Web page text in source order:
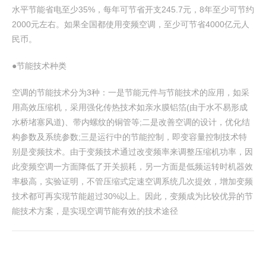
水平节能省电至少35%，每年可节省开支245.7元，8年至少可节约
2000元左右。如果全国都使用变频空调，至少可节省4000亿元人
民币。
●节能技术种类
空调的节能技术分为3种：一是节能元件与节能技术的应用，如采
用高效压缩机，采用强化传热技术如亲水膜铝箔(由于水不易形成
水桥堵塞风道)、带内螺纹的铜管等;二是改善空调的设计，优化结
构参数及系统参数;三是运行中的节能控制，即变容量控制技术特
别是变频技术。由于变频技术通过改变频率来调整压缩机功率，因
此变频空调一方面降低了开关损耗，另一方面是低频运转时机器效
率极高，实验证明，不管压缩式定速空调系统几次提效，增加变频
技术都可再实现节能超过30%以上。因此，变频成为比较优异的节
能技术方案，是实现空调节能有效的技术途径